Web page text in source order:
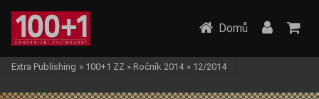
Domů
Extra Publishing » 100+1 ZZ » Ročník 2014 » 12/2014